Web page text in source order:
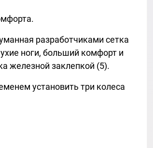
разработчиками сетка
ноги, больший комфорт и
железной заклепкой (5).
установить три колеса